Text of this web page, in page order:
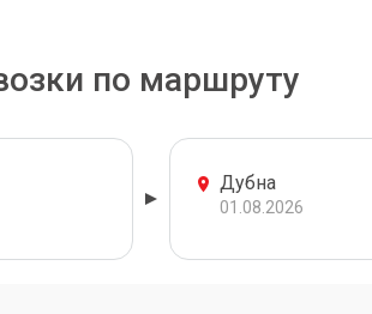
по маршруту
Дубна
01.08.2026